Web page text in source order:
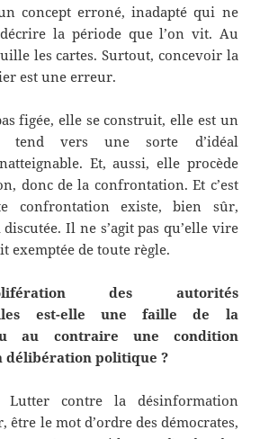
concept erroné, inadapté qui ne
la période que l’on vit. Au
les cartes. Surtout, concevoir la
est une erreur.
figée, elle se construit, elle est un
tend vers une sorte d’idéal
Et, aussi, elle procède
donc de la confrontation. Et c’est
confrontation existe, bien sûr,
discutée. Il ne s’agit pas qu’elle vire
exemptée de toute règle.
des autorités
est-elle une faille de la
au contraire une condition
délibération politique ?
Lutter contre la désinformation
être le mot d’ordre des démocrates,